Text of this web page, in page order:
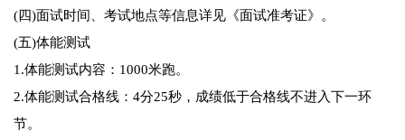
(四)面试时间、考试地点等信息详见《面试准考证》。
(五)体能测试
1.体能测试内容：1000米跑。
2.体能测试合格线：4分25秒，成绩低于合格线不进入下一环
节。